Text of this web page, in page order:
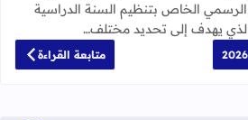
الرسمي الخاص بتنظيم السنة الدراسية
متابعة القراءة